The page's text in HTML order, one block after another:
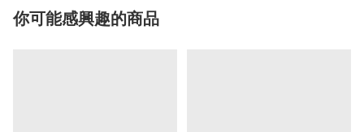
你可能感興趣的商品